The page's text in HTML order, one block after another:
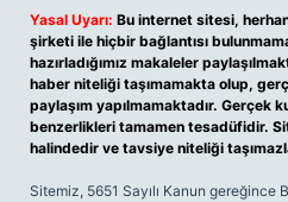
Yasal Uyarı: Bu internet sitesi,
şirketi ile hiçbir bağlantısı
hazırladığımız makaleler
haber niteliği taşımamakta olup,
paylaşım yapılmamaktadır. Gerçek
benzerlikleri tamamen tesadüfidir.
halindedir ve tavsiye niteliği
Sitemiz, 5651 Sayılı Kanun